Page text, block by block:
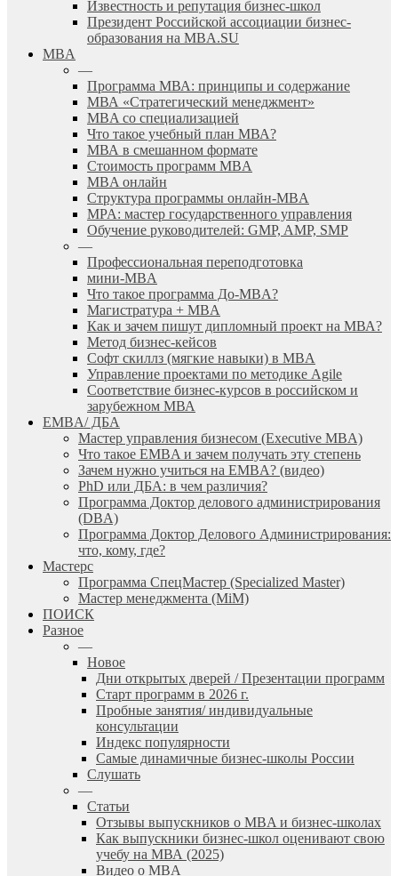
Известность и репутация бизнес-школ
Президент Российской ассоциации бизнес-
образования на MBA.SU
MBA
—
Программа МВА: принципы и содержание
МВА «Cтратегический менеджмент»
MBA со специализацией
Что такое учебный план МВА?
МВА в смешанном формате
Стоимость программ MBA
MBA онлайн
Cтруктура программы онлайн-MBA
MPA: мастер государственного управления
Обучение руководителей: GMP, AMP, SMP
—
Профессиональная переподготовка
мини-MBA
Что такое программа До-MBA?
Магистратура + MBA
Как и зачем пишут дипломный проект на МВА?
Метод бизнес-кейсов
Софт скиллз (мягкие навыки) в MBA
Управление проектами по методике Agile
Соответствие бизнес-курсов в российском и
зарубежном МВА
EMBA/ ДБA
Мастер управления бизнесом (Executive MBA)
Что такое EMBA и зачем получать эту степень
Зачем нужно учиться на EMBA? (видео)
PhD или ДБА: в чем различия?
Программа Доктор делового администрирования
(DBА)
Программа Доктор Делового Администрирования:
что, кому, где?
Мастерс
Программа СпецМастер (Specialized Master)
Мастер менеджмента (MiM)
ПОИСК
Разное
—
Новое
Дни открытых дверей / Презентации программ
Старт программ в 2026 г.
Пробные занятия/ индивидуальные
консультации
Индекс популярности
Самые динамичные бизнес-школы России
Слушать
—
Статьи
Отзывы выпускников о MBA и бизнес-школах
Как выпускники бизнес-школ оценивают свою
учебу на МВА (2025)
Видео о MBA